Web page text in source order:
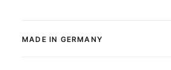
MADE IN GERMANY